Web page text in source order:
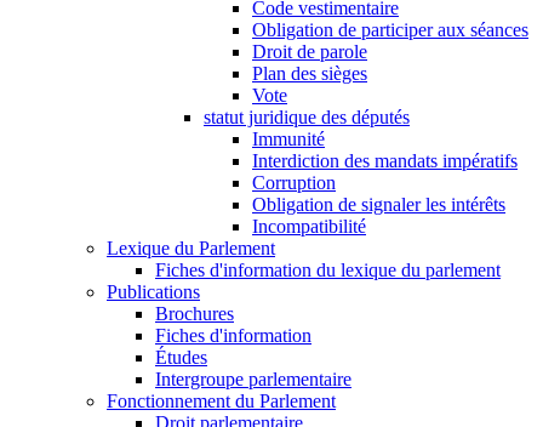
Code vestimentaire
Obligation de participer aux séances
Droit de parole
Plan des sièges
Vote
statut juridique des députés
Immunité
Interdiction des mandats impératifs
Corruption
Obligation de signaler les intérêts
Incompatibilité
Lexique du Parlement
Fiches d'information du lexique du parlement
Publications
Brochures
Fiches d'information
Études
Intergroupe parlementaire
Fonctionnement du Parlement